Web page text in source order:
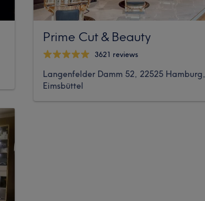
Prime Cut & Beauty
3621 reviews
Langenfelder Damm 52, 22525 Hamburg,
Eimsbüttel